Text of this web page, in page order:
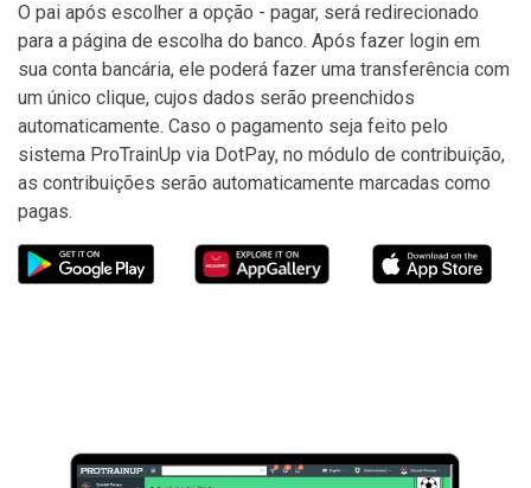
O pai após escolher a opção - pagar, será redirecionado
para a página de escolha do banco. Após fazer login em
sua conta bancária, ele poderá fazer uma transferência com
um único clique, cujos dados serão preenchidos
automaticamente. Caso o pagamento seja feito pelo
sistema ProTrainUp via DotPay, no módulo de contribuição,
as contribuições serão automaticamente marcadas como
pagas.